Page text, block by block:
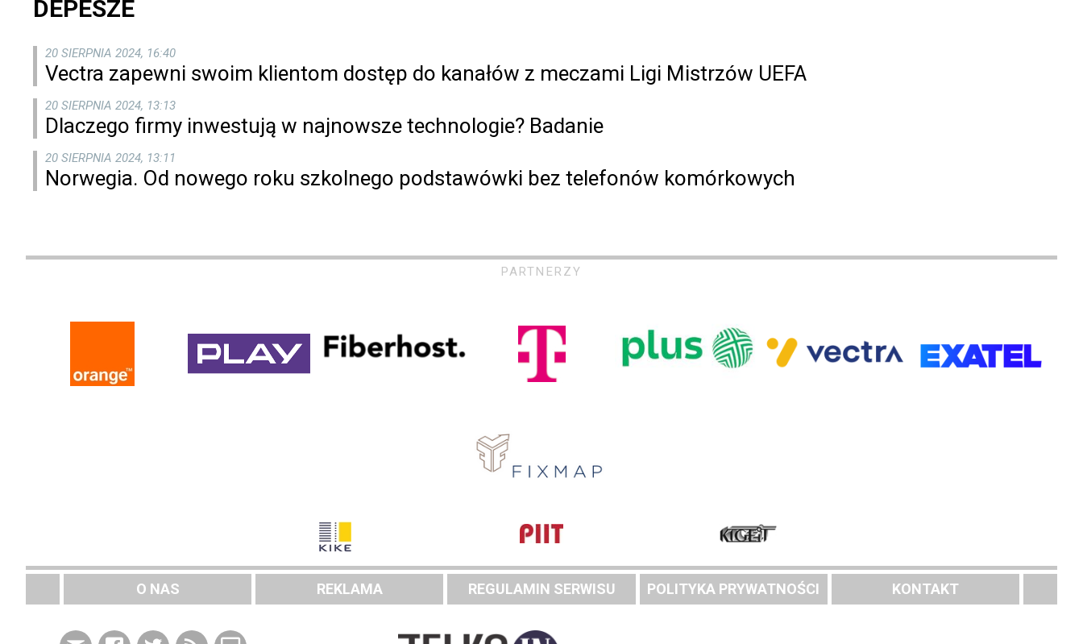
DEPESZE
20 SIERPNIA 2024, 16:40
Vectra zapewni swoim klientom dostęp do kanałów z meczami Ligi Mistrzów UEFA
20 SIERPNIA 2024, 13:13
Dlaczego firmy inwestują w najnowsze technologie? Badanie
20 SIERPNIA 2024, 13:11
Norwegia. Od nowego roku szkolnego podstawówki bez telefonów komórkowych
PARTNERZY
O NAS REKLAMA REGULAMIN SERWISU POLITYKA PRYWATNOŚCI KONTAKT